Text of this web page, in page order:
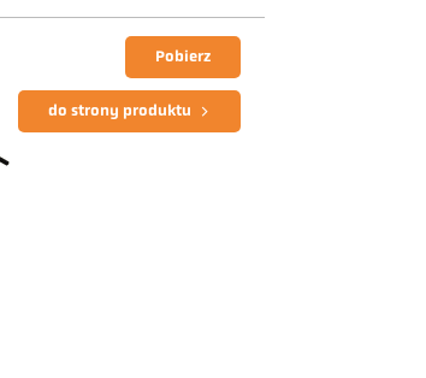
Pobierz
do strony produktu